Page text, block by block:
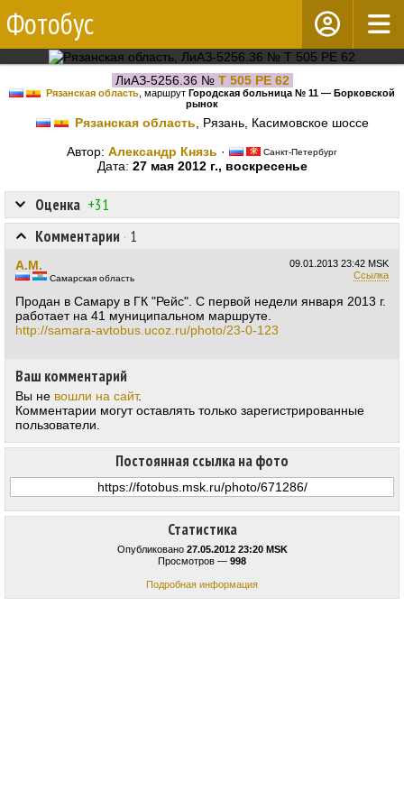
Фотобус
ЛиАЗ-5256.36 № Т 505 РЕ 62
Рязанская область , маршрут Городская больница № 11 — Борковской
рынок
Рязанская область , Рязань, Касимовское шоссе
Автор: Александр Князь · Санкт-Петербург
Дата: 27 мая 2012 г., воскресенье
Статистика
Опубликовано 27.05.2012 23:20 MSK
Просмотров — 998
Подробная информация
Оценка +31
Постоянная ссылка на фото
Комментарии · 1
09.01.2013 23:42 MSK
Ссылка
А.М.
Самарская область
Продан в Самару в ГК "Рейс". С первой недели января 2013 г.
работает на 41 муниципальном маршруте.
http://samara-avtobus.ucoz.ru/photo/23-0-123
Ваш комментарий
Вы не вошли на сайт.
Комментарии могут оставлять только зарегистрированные
пользователи.